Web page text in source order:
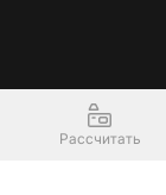
Рассчитать